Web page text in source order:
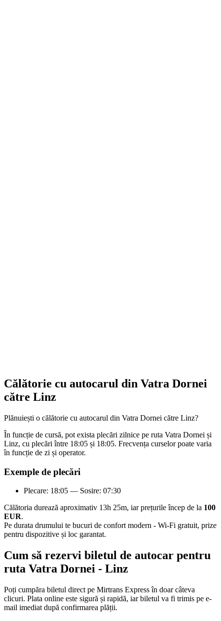
Călătorie cu autocarul din Vatra Dornei
către Linz
Plănuiești o călătorie cu autocarul din Vatra Dornei către Linz?
În funcție de cursă, pot exista plecări zilnice pe ruta Vatra Dornei și
Linz, cu plecări între 18:05 și 18:05. Frecvența curselor poate varia
în funcție de zi și operator.
Exemple de plecări
Plecare: 18:05 — Sosire: 07:30
Călătoria durează aproximativ 13h 25m, iar prețurile încep de la 100
EUR.
Pe durata drumului te bucuri de confort modern - Wi-Fi gratuit, prize
pentru dispozitive și loc garantat.
Cum să rezervi biletul de autocar pentru
ruta Vatra Dornei - Linz
Poți cumpăra biletul direct pe Mirtrans Express în doar câteva
clicuri. Plata online este sigură și rapidă, iar biletul va fi trimis pe e-
mail imediat după confirmarea plății.